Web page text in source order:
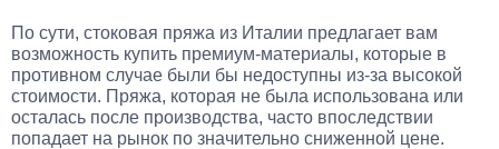
По сути, стоковая пряжа из Италии предлагает вам
возможность купить премиум-материалы, которые в
противном случае были бы недоступны из-за высокой
стоимости. Пряжа, которая не была использована или
осталась после производства, часто впоследствии
попадает на рынок по значительно сниженной цене.